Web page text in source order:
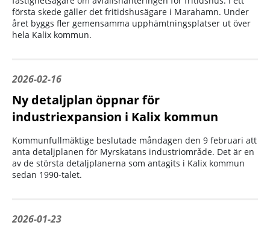
första skede gäller det fritidshusägare i Marahamn. Under
året byggs fler gemensamma upphämtningsplatser ut över
hela Kalix kommun.
2026-02-16
Ny detaljplan öppnar för
industriexpansion i Kalix kommun
Kommunfullmäktige beslutade måndagen den 9 februari att
anta detaljplanen för Myrskatans industriområde. Det är en
av de största detaljplanerna som antagits i Kalix kommun
sedan 1990-talet.
2026-01-23